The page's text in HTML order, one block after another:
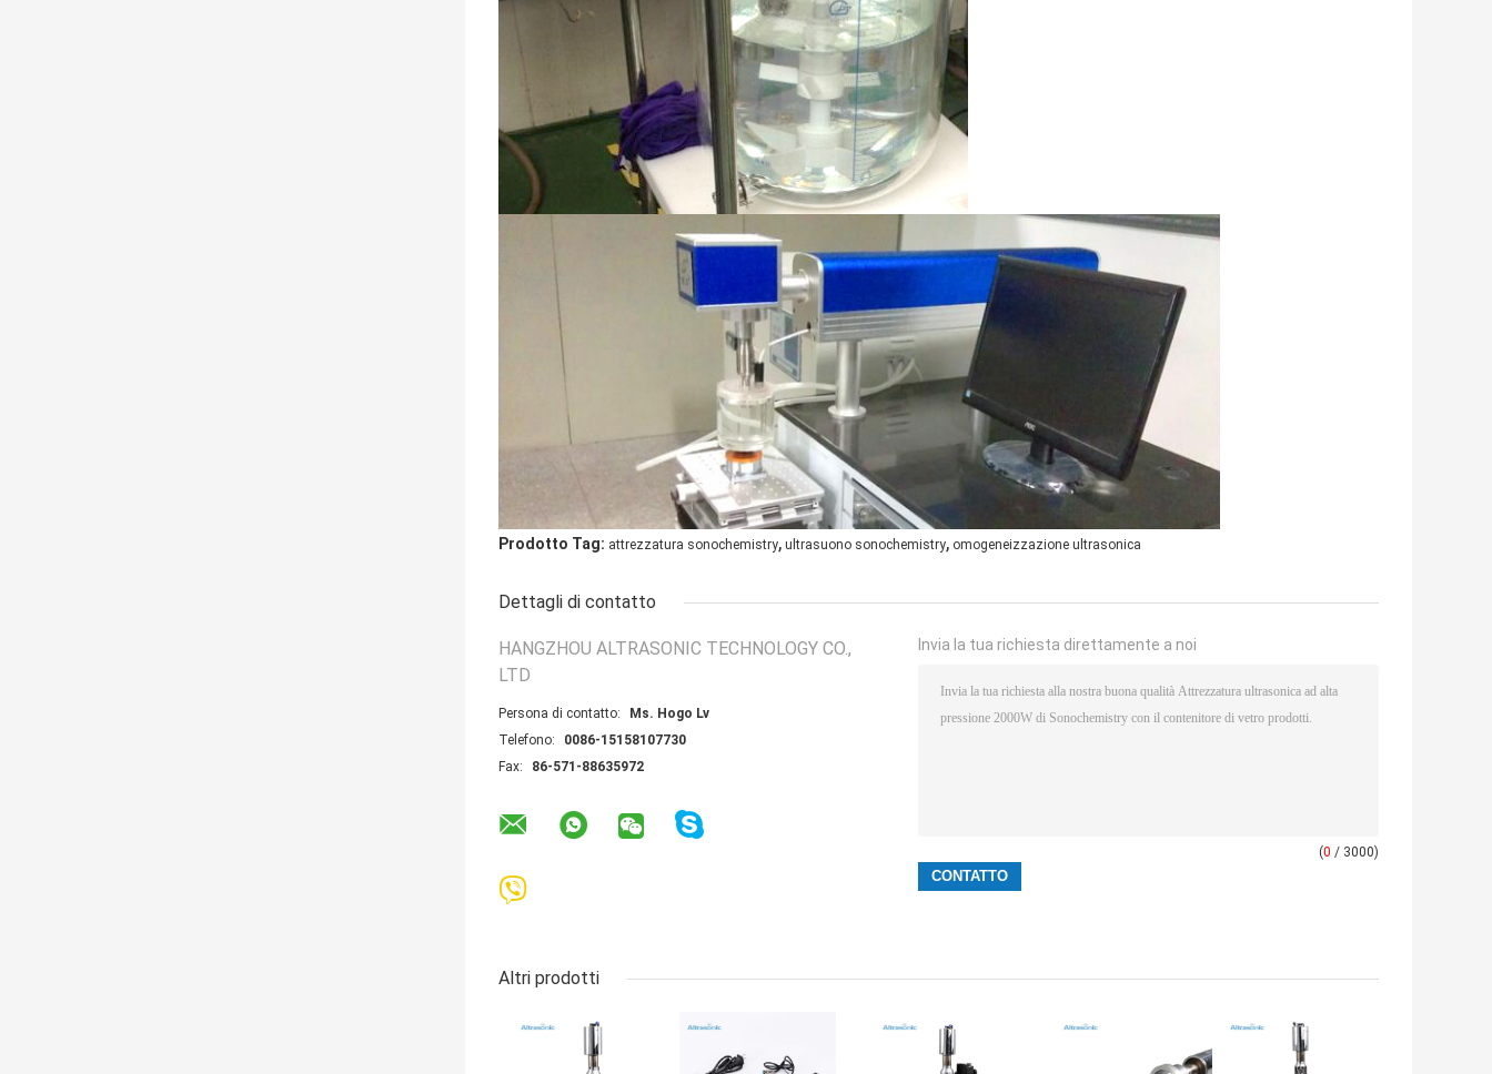
Prodotto Tag: attrezzatura sonochemistry, ultrasuono sonochemistry, omogeneizzazione ultrasonica
Dettagli di contatto
HANGZHOU ALTRASONIC TECHNOLOGY CO.,
LTD
Persona di contatto:
Ms. Hogo Lv
Telefono:
0086-15158107730
Fax:
86-571-88635972
Invia la tua richiesta direttamente a noi
(0 / 3000)
Altri prodotti